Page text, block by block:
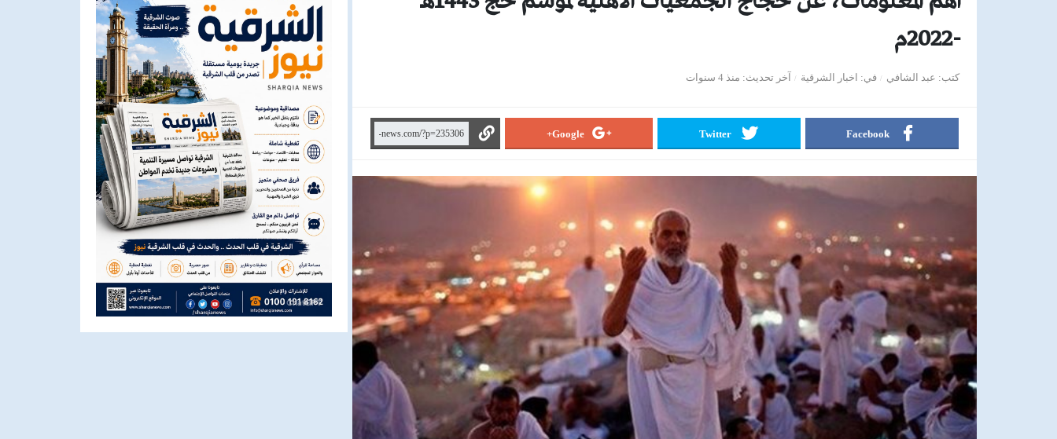
-2022م
كتب عبد الشافي في اخبار الشرقية آخر تحديث منذ 4 سنوات
Facebook
Twitter
Google+